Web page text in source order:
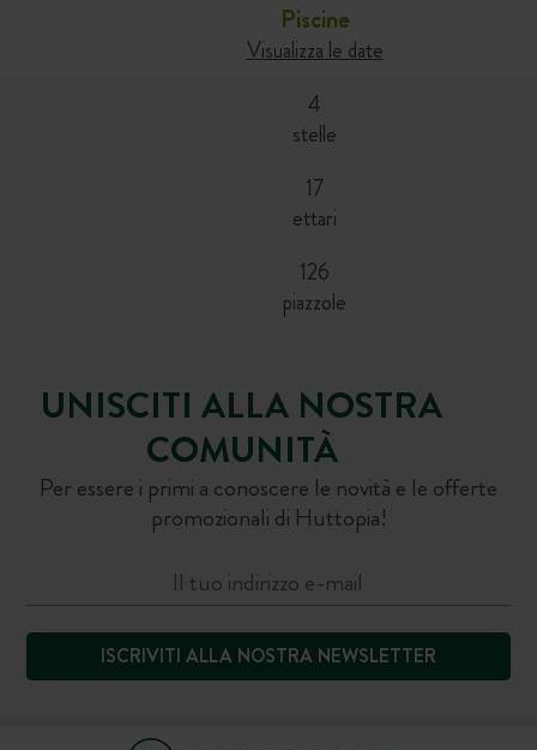
Piscine
Visualizza le date
4
stelle
17
ettari
126
piazzole
UNISCITI ALLA NOSTRA
COMUNITÀ
Per essere i primi a conoscere le novità e le offerte
promozionali di Huttopia!
ISCRIVITI ALLA NOSTRA NEWSLETTER